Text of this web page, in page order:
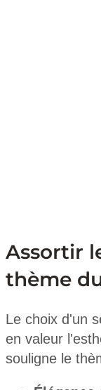
Assortir
thème
Le choix d'un
en valeur
souligne le